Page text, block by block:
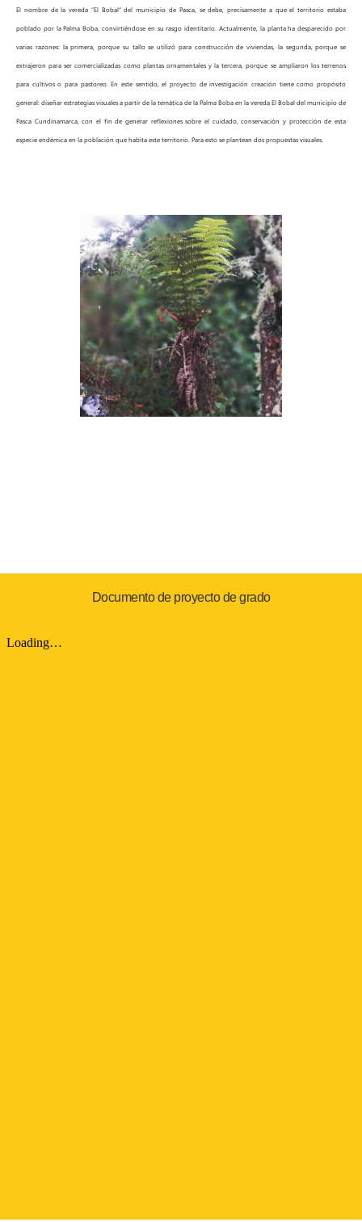
El nombre de la vereda “El Bobal” del municipio de Pasca, se debe, precisamente a que el territorio estaba
poblado por la Palma Boba, convirtiéndose en su rasgo identitario. Actualmente, la planta ha desparecido por
varias razones: la primera, porque su tallo se utilizó para construcción de viviendas, la segunda, porque se
extrajeron para ser comercializadas como plantas ornamentales y la tercera, porque se ampliaron los terrenos
para cultivos o para pastoreo. En este sentido, el proyecto de investigación creación tiene como propósito
general: diseñar estrategias visuales a partir de la temática de la Palma Boba en la vereda El Bobal del municipio de
Pasca Cundinamarca, con el fin de generar reflexiones sobre el cuidado, conservación y protección de esta
especie endémica en la población que habita este territorio. Para esto se plantean dos propuestas visuales.
Documento de proyecto de grado